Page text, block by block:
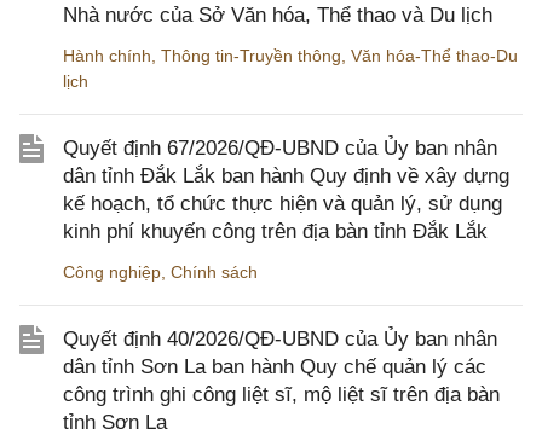
Nhà nước của Sở Văn hóa, Thể thao và Du lịch
Hành chính Thông tin-Truyền thông Văn hóa-Thể thao-Du
lịch
Quyết định 67/2026/QĐ-UBND của Ủy ban nhân
dân tỉnh Đắk Lắk ban hành Quy định về xây dựng
kế hoạch, tổ chức thực hiện và quản lý, sử dụng
kinh phí khuyến công trên địa bàn tỉnh Đắk Lắk
Công nghiệp Chính sách
Quyết định 40/2026/QĐ-UBND của Ủy ban nhân
dân tỉnh Sơn La ban hành Quy chế quản lý các
công trình ghi công liệt sĩ, mộ liệt sĩ trên địa bàn
tỉnh Sơn La